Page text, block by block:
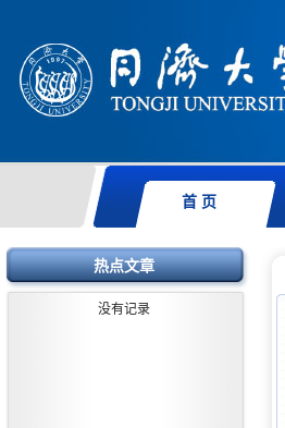
首 页
热点文章
没有记录